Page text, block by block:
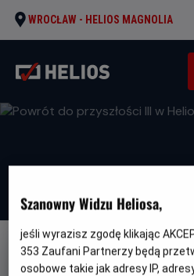
WROCŁAW - HELIOS MAGNOLIA
Szanowny Widzu Heliosa,
jeśli wyrazisz zgodę klikając
353 Zaufani Partnerzy będą
osobowe takie jak adresy IP,